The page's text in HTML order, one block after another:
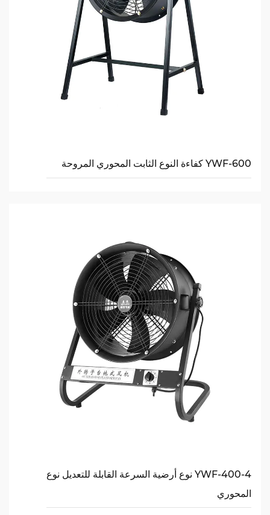
YWF-600 كفاءة النوع الثابت المحوري المروحة
YWF-400-4 نوع أرضية السرعة القابلة للتعديل نوع
المحوري